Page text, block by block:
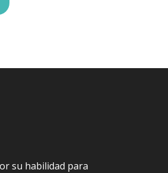
su habilidad para